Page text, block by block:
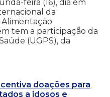
feira (16), dia em
da
Alimentação
tem a participação da
(UGPS), da
doações para
a idosos e